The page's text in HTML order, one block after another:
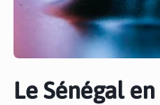
Le Sénégal